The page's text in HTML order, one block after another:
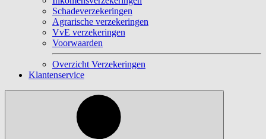
Schadeverzekeringen
Agrarische verzekeringen
VvE verzekeringen
Voorwaarden
Overzicht Verzekeringen
Klantenservice